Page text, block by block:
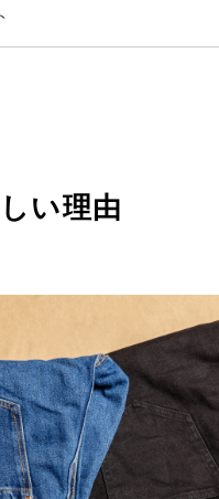
い理由